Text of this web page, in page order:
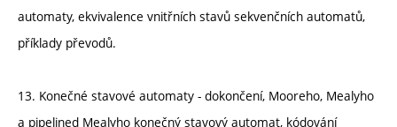
automaty, ekvivalence vnitřních stavů sekvenčních automatů,
příklady převodů.
13. Konečné stavové automaty - dokončení, Mooreho, Mealyho
a pipelined Mealyho konečný stavový automat, kódování